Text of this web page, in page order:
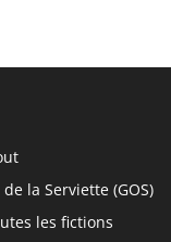
la Serviette (GOS)
les fictions